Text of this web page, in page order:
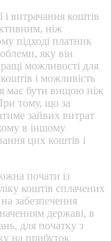
і витрачання коштів
ніж
підході платник
яку він
можливості для
і можливість
має бути вищою ніж
тому, що за
зайвих витрат
в іншому
цих коштів і
почати із
коштів сплачених
забезпечення
державі, в
для початку з
на прибуток